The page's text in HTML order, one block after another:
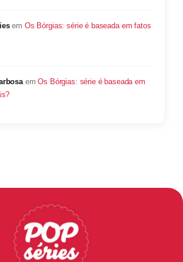
em Os Bórgias: série é baseada em fatos
emOs Bórgias: série é baseada em